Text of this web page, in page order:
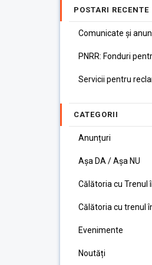
POSTARI RECENTE
Comunicate și
PNRR: Fonduri
Servicii pentru
CATEGORII
Anunțuri
Așa DA / Așa NU
Călătoria cu Trenul
Călătoria cu trenul
Evenimente
Noutăți